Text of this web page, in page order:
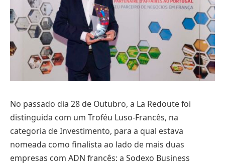
No passado dia 28 de Outubro, a La Redoute foi
distinguida com um Troféu Luso-Francês, na
categoria de Investimento, para a qual estava
nomeada como finalista ao lado de mais duas
empresas com ADN francês: a Sodexo Business